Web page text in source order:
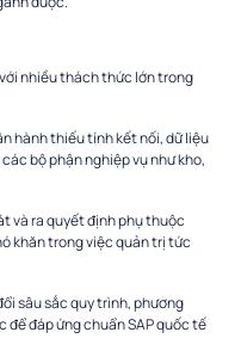
nhiều thách thức lớn trong
hành thiếu tính kết nối, dữ liệu
bộ phận nghiệp vụ như kho,
và ra quyết định phụ thuộc
khăn trong việc quản trị tức
sâu sắc quy trình, phương
đáp ứng chuẩn SAP quốc tế